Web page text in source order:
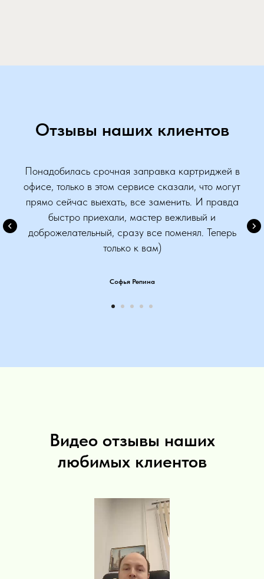
Отзывы наших клиентов
Понадобилась срочная заправка картриджей в
офисе, только в этом сервисе сказали, что могут
прямо сейчас выехать, все заменить. И правда
быстро приехали, мастер вежливый и
доброжелательный, сразу все поменял. Теперь
только к вам)
Софья Репина
Видео отзывы наших
любимых клиентов